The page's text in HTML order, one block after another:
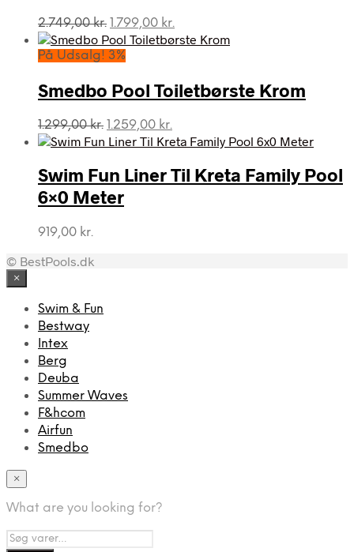
2.749,00kr. Den
oprindelige
pris
2.749,00 kr..
1.799,00 kr.
aktuelle
1.799,00 kr..
På Udsalg! 3%
Smedbo Pool Toiletbørste Krom
1.299,00kr. Den
oprindelige
var:
1.299,00 kr..
1.259,00 kr.
aktuelle
er:
1.259,00 kr..
Swim Fun Liner Til Kreta Family Pool
6×0 Meter
919,00 kr.
© BestPools.dk
×
Swim & Fun
Bestway
Intex
Berg
Deuba
Summer Waves
F&hcom
Airfun
Smedbo
×
What are you looking for?